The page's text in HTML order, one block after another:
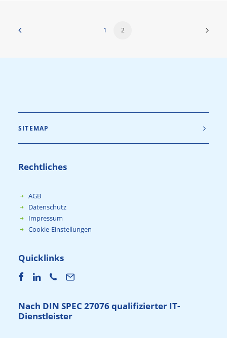
1 2
SITEMAP
Rechtliches
AGB
Datenschutz
Impressum
Cookie-Einstellungen
Quicklinks
Nach DIN SPEC 27076 qualifizierter IT-
Dienstleister